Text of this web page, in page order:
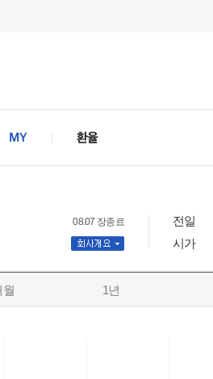
08.07 장종료 전일
시가
월 1년